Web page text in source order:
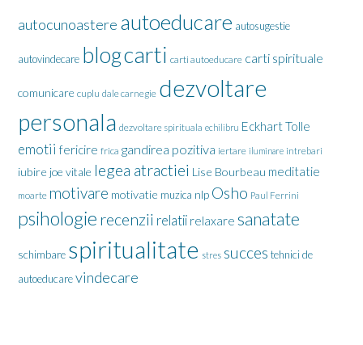
autocunoastere autoeducare autosugestie
autovindecare blogcarti carti autoeducare carti spirituale
comunicare cuplu dale carnegie dezvoltare
personala dezvoltare spirituala echilibru Eckhart Tolle
emotii fericire frica gandirea pozitiva iertare iluminare intrebari
iubire joe vitale legea atractiei Lise Bourbeau meditatie
moarte motivare motivatie muzica nlp Osho Paul Ferrini
psihologie recenzii relatii relaxare sanatate
schimbare spiritualitate stres succes tehnici de
autoeducarevindecare